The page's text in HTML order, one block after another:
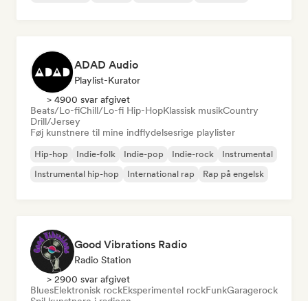
ADAD Audio
Playlist-Kurator
> 4900 svar afgivet
Beats/Lo-fiChill/Lo-fi Hip-HopKlassisk musikCountry
Drill/Jersey
Føj kunstnere til mine indflydelsesrige playlister
Hip-hop Indie-folk Indie-pop Indie-rock
Instrumental
Instrumental hip-hop
International rap Rap på engelsk
Good Vibrations Radio
Radio Station
> 2900 svar afgivet
BluesElektronisk rockEksperimentel rockFunkGaragerock